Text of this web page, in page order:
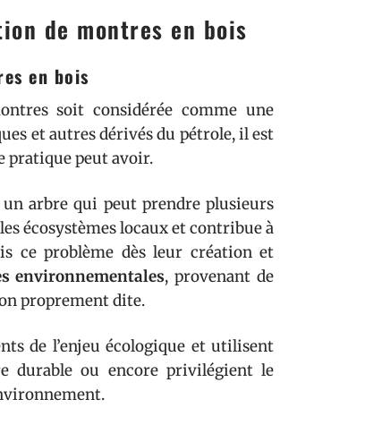
de montres en bois
en bois
soit considérée comme une
et autres dérivés du pétrole, il est
pratique peut avoir.
arbre qui peut prendre plusieurs
écosystèmes locaux et contribue à
ce problème dès leur création et
environnementales, provenant de
proprement dite.
de l’enjeu écologique et utilisent
durable ou encore privilégient le